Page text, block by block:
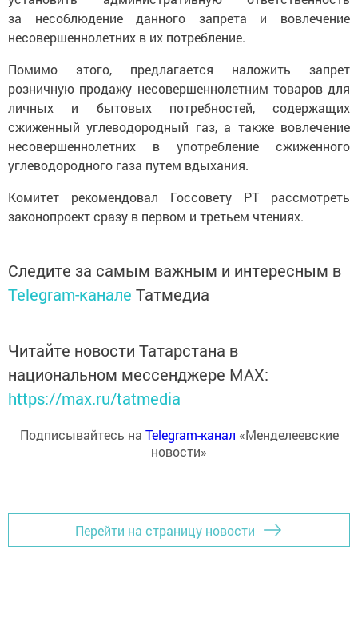
за несоблюдение данного запрета и вовлечение
несовершеннолетних в их потребление.
Помимо этого, предлагается наложить запрет
розничную продажу несовершеннолетним товаров для
личных и бытовых потребностей, содержащих
сжиженный углеводородный газ, а также вовлечение
несовершеннолетних в употребление сжиженного
углеводородного газа путем вдыхания.
Комитет рекомендовал Госсовету РТ рассмотреть
законопроект сразу в первом и третьем чтениях.
Следите за самым важным и интересным в
Telegram-канале Татмедиа
Читайте новости Татарстана в
национальном мессенджере MАХ:
https://max.ru/tatmedia
Подписывайтесь на Telegram-канал «Менделеевские
новости»
Перейти на страницу новости